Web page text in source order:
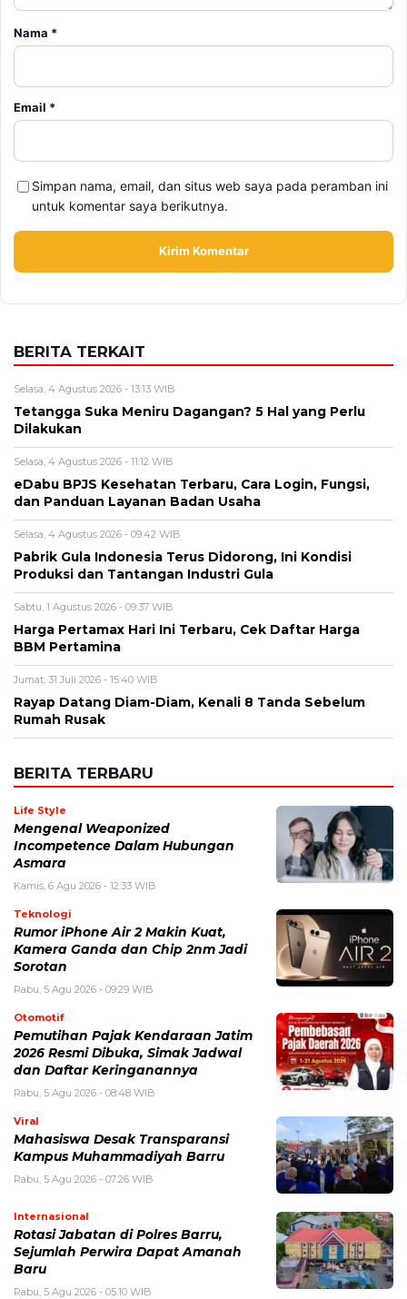
Nama *
Email *
Simpan nama, email, dan situs web saya pada peramban ini
untuk komentar saya berikutnya.
BERITA TERKAIT
Selasa, 4 Agustus 2026 - 13:13 WIB
Tetangga Suka Meniru Dagangan? 5 Hal yang Perlu
Dilakukan
Selasa, 4 Agustus 2026 - 11:12 WIB
eDabu BPJS Kesehatan Terbaru, Cara Login, Fungsi,
dan Panduan Layanan Badan Usaha
Selasa, 4 Agustus 2026 - 09:42 WIB
Pabrik Gula Indonesia Terus Didorong, Ini Kondisi
Produksi dan Tantangan Industri Gula
Sabtu, 1 Agustus 2026 - 09:37 WIB
Harga Pertamax Hari Ini Terbaru, Cek Daftar Harga
BBM Pertamina
Jumat, 31 Juli 2026 - 15:40 WIB
Rayap Datang Diam-Diam, Kenali 8 Tanda Sebelum
Rumah Rusak
BERITA TERBARU
Life Style
Mengenal Weaponized
Incompetence Dalam Hubungan
Asmara
Kamis, 6 Agu 2026 - 12:33 WIB
Teknologi
Rumor iPhone Air 2 Makin Kuat,
Kamera Ganda dan Chip 2nm Jadi
Sorotan
Rabu, 5 Agu 2026 - 09:29 WIB
Otomotif
Pemutihan Pajak Kendaraan Jatim
2026 Resmi Dibuka, Simak Jadwal
dan Daftar Keringanannya
Rabu, 5 Agu 2026 - 08:48 WIB
Viral
Mahasiswa Desak Transparansi
Kampus Muhammadiyah Barru
Rabu, 5 Agu 2026 - 07:26 WIB
Internasional
Rotasi Jabatan di Polres Barru,
Sejumlah Perwira Dapat Amanah
Baru
Rabu, 5 Agu 2026 - 05:10 WIB